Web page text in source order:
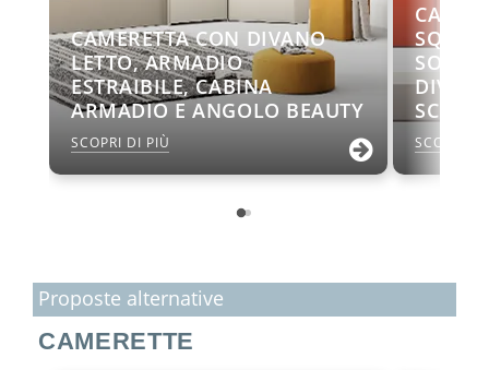
CAMERETTA CON DIVANO
LETTO, ARMADIO
ESTRAIBILE, CABINA
ARMADIO E ANGOLO BEAUTY
SCOPRI DI PIÙ SCOPRI
Proposte alternative
CAMERETTE